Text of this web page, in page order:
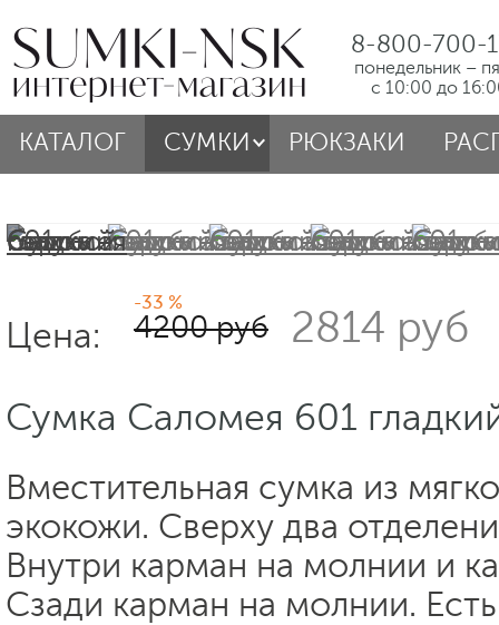
8-800-700-
понедельник –
с 10:00 до
КАТАЛОГ СУМКИ РЮКЗАКИ
Цена:
-33 %
4200 руб 2814 руб
Сумка Саломея 601
Вместительная сумка из
экокожи. Сверху два
Внутри карман на молнии и
Сзади карман на молнии.